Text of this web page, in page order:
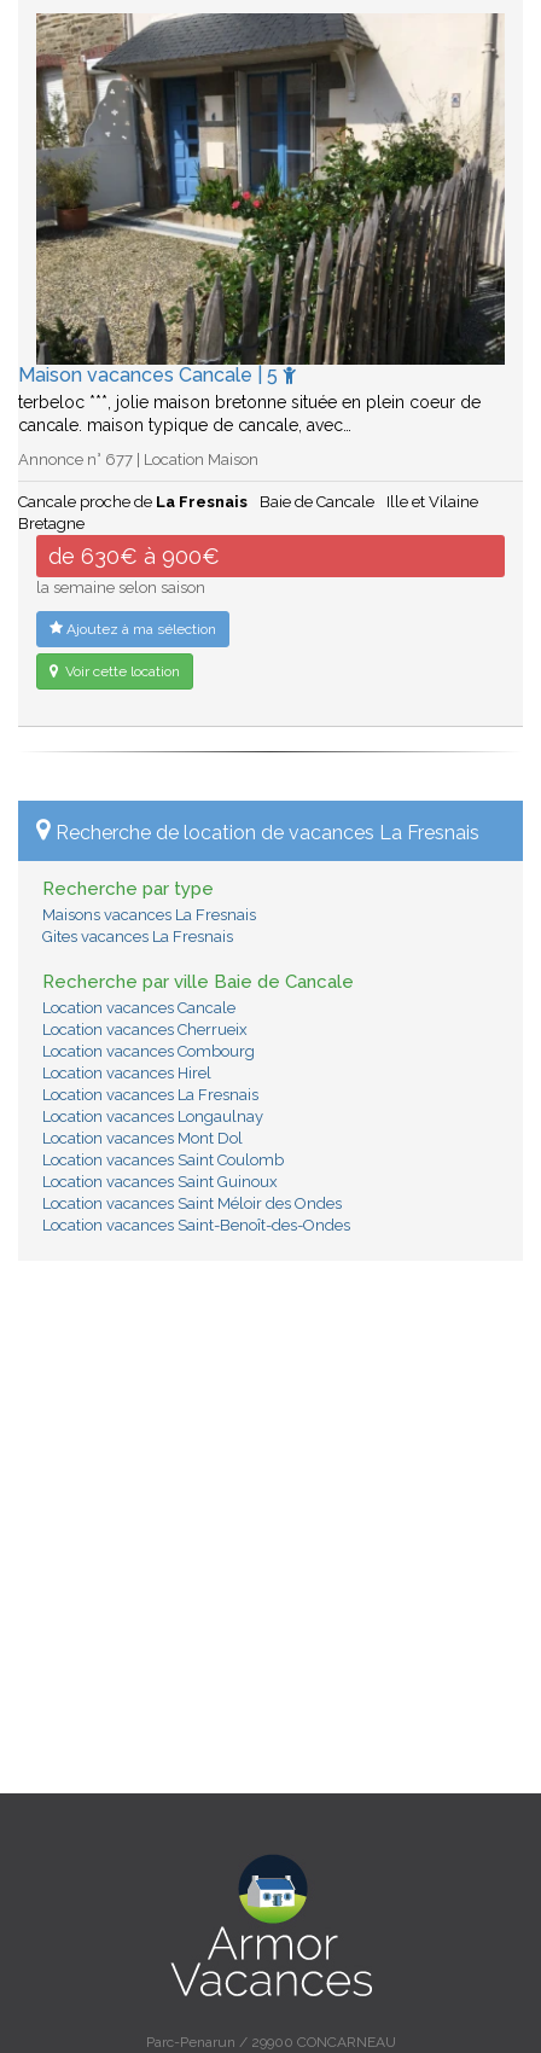
Maison vacances Cancale | 5
terbeloc ***, jolie maison bretonne située en plein coeur de
cancale. maison typique de cancale, avec…
Annonce n° 677 | Location Maison
Cancale proche de La Fresnais Baie de Cancale
Ille et Vilaine
Bretagne
de 630€ à 900€
la semaine selon saison
Ajoutez à ma sélection
Voir cette location
Recherche de location de vacances La Fresnais
Recherche par type
Maisons vacances La Fresnais
Gites vacances La Fresnais
Recherche par ville Baie de Cancale
Location vacances Cancale
Location vacances Cherrueix
Location vacances Combourg
Location vacances Hirel
Location vacances La Fresnais
Location vacances Longaulnay
Location vacances Mont Dol
Location vacances Saint Coulomb
Location vacances Saint Guinoux
Location vacances Saint Méloir des Ondes
Location vacances Saint-Benoît-des-Ondes
Parc-Penarun / 29900 CONCARNEAU